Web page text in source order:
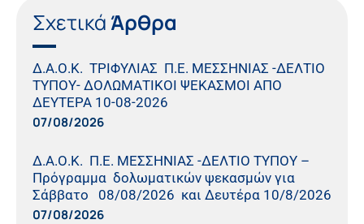
Σχετικά Άρθρα
Δ.Α.Ο.Κ. ΤΡΙΦΥΛΙΑΣ Π.Ε. ΜΕΣΣΗΝΙΑΣ -ΔΕΛΤΙΟ
ΤΥΠΟΥ- ΔΟΛΩΜΑΤΙΚΟΙ ΨΕΚΑΣΜΟΙ ΑΠΟ
ΔΕΥΤΕΡΑ 10-08-2026
07/08/2026
Δ.Α.Ο.Κ. Π.Ε. ΜΕΣΣΗΝΙΑΣ -ΔΕΛΤΙΟ ΤΥΠΟΥ –
Πρόγραμμα δολωματικών ψεκασμών για
Σάββατο 08/08/2026 και Δευτέρα 10/8/2026
07/08/2026